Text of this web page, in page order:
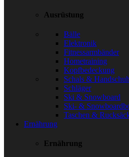
Ausrüstung
Bälle
Elektronik
Fitnessarmbänder
Hometraining
Kopfbedeckung
Schals &
Schläger
Ski & Snowboard
Ski- &
Taschen &
Ernährung
Ernährung